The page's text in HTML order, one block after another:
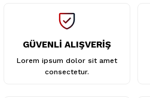
GÜVENLİ ALIŞVERİŞ
Lorem ipsum dolor sit amet
consectetur.